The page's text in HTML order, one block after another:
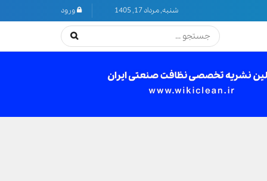
شنبه, مرداد 17, 1405 ورود